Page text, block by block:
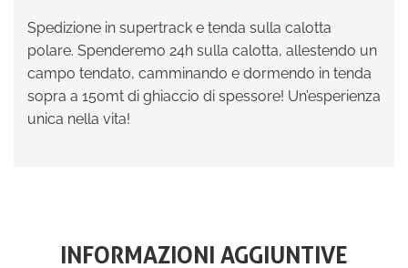
Spedizione in supertrack e tenda sulla calotta
polare. Spenderemo 24h sulla calotta, allestendo un
campo tendato, camminando e dormendo in tenda
sopra a 150mt di ghiaccio di spessore! Un’esperienza
unica nella vita!
INFORMAZIONI AGGIUNTIVE